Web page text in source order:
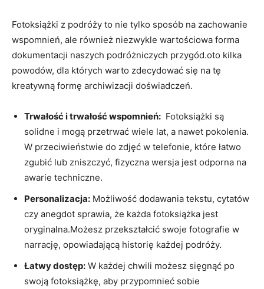
Fotoksiążki z podróży to nie tylko sposób na zachowanie
wspomnień, ​ale również niezwykle ⁤wartościowa forma
dokumentacji naszych podróżniczych przygód.oto‌ kilka
powodów, dla których warto ​zdecydować się na tę
kreatywną formę archiwizacji doświadczeń.
Trwałość⁢ i trwałość wspomnień: ⁢ Fotoksiążki są
solidne i mogą przetrwać wiele lat,⁢ a nawet pokolenia.
W przeciwieństwie​ do zdjęć w ⁣telefonie, które łatwo
zgubić ‍lub zniszczyć, fizyczna wersja⁢ jest​ odporna na
awarie techniczne.
Personalizacja: Możliwość ⁣dodawania tekstu, cytatów
czy anegdot ‍sprawia, że każda fotoksiążka jest
oryginalna.Możesz przekształcić swoje fotografie w
narrację, opowiadającą historię każdej podróży.
Łatwy dostęp: W każdej chwili możesz sięgnąć po
swoją fotoksiążkę, aby przypomnieć sobie